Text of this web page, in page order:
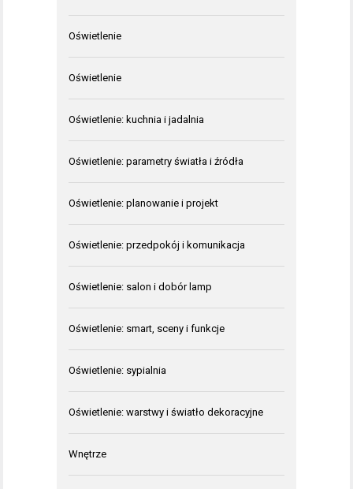
Oświetlenie
Oświetlenie
Oświetlenie: kuchnia i jadalnia
Oświetlenie: parametry światła i źródła
Oświetlenie: planowanie i projekt
Oświetlenie: przedpokój i komunikacja
Oświetlenie: salon i dobór lamp
Oświetlenie: smart, sceny i funkcje
Oświetlenie: sypialnia
Oświetlenie: warstwy i światło dekoracyjne
Wnętrze